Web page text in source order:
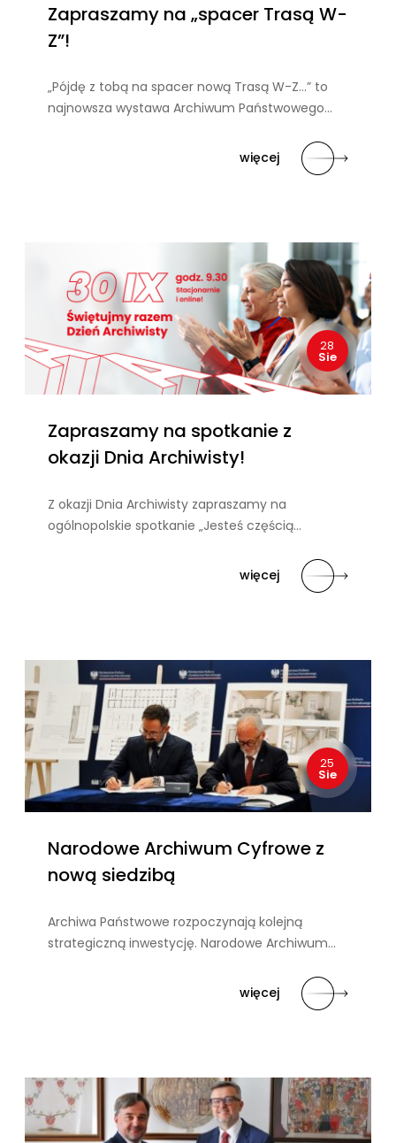
Zapraszamy na „spacer Trasą W-
Z”!
„Pójdę z tobą na spacer nową Trasą W-Z…” to
najnowsza wystawa Archiwum Państwowego…
więcej
28
Sie
Zapraszamy na spotkanie z
okazji Dnia Archiwisty!
Z okazji Dnia Archiwisty zapraszamy na
ogólnopolskie spotkanie „Jesteś częścią…
więcej
25
Sie
Narodowe Archiwum Cyfrowe z
nową siedzibą
Archiwa Państwowe rozpoczynają kolejną
strategiczną inwestycję. Narodowe Archiwum…
więcej